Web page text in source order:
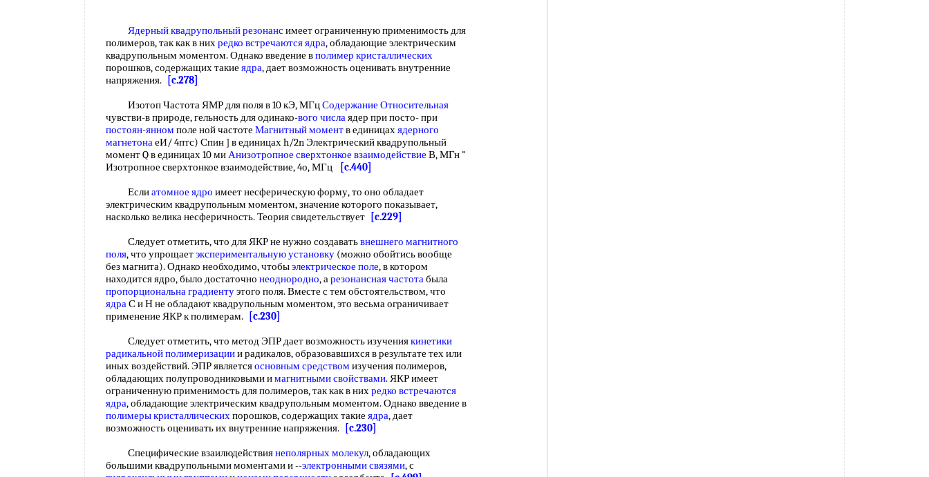
Ядерный квадрупольный резонансимеет ограниченную применимость для
полимеров, так как в нихредко встречаютсяядра, обладающие электрическим
квадрупольным моментом. Однако введение вполимер кристаллических
порошков, содержащих такие ядра, дает возможность оценивать внутренние
напряжения.
[c.278]
Изотоп Частота ЯМР для поля в 10 кЭ, МГцСодержание Относительная
чувстви-в природе, гельность для одинако-вого числаядер при посто- при
постоян-янном поле ной частоте Магнитный моментв единицахядерного
магнетонаеИ/ 4птс) Спин ] в единицах h/2n Электрический квадрупольный
момент Q в единицах 10 миАнизотропное сверхтонкое взаимодействие В, МГн "
Изотропное сверхтонкое взаимодействие, 4о, МГц
[c.440]
Еслиатомное ядро имеет несферическую форму, то оно обладает
электрическим квадрупольным моментом, значение которого показывает,
насколько велика несферичность. Теория свидетельствует
[c.229]
Следует отметить, что для ЯКР не нужно создаватьвнешнего магнитного
поля, что упрощаетэкспериментальную установку (можно обойтись вообще
без магнита). Однако необходимо, чтобыэлектрическое поле, в котором
находится ядро, было достаточно неоднородно, арезонансная частотабыла
пропорциональна градиентуэтого поля. Вместе с тем обстоятельством, что
ядраС и Н не обладают квадрупольным моментом, это весьма ограничивает
применение ЯКР к полимерам.
[c.230]
Следует отметить, что метод ЭПР дает возможность изучениякинетики
радикальной полимеризациии радикалов, образовавшихся в результате тех или
иных воздействий. ЭПР являетсяосновным средством изучения полимеров,
обладающих полупроводниковыми имагнитными свойствами. ЯКР имеет
ограниченную применимость для полимеров, так как в нихредко встречаются
ядра, обладающие электрическим квадрупольным моментом. Однако введение в
полимеры кристаллическихпорошков, содержащих такие ядра, дает
возможность оценивать их внутренние напряжения.
[c.230]
Специфические взаилюдействиянеполярных молекул, обладающих
большими квадрупольными моментами и --электронными связями, с